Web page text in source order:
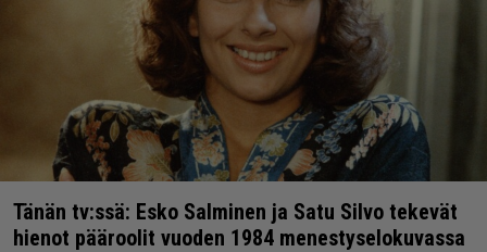
Tänän tv:ssä: Esko Salminen ja Satu Silvo tekevät
hienot pääroolit vuoden 1984 menestyselokuvassa